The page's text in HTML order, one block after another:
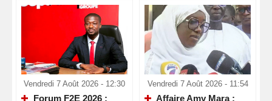
Vendredi 7 Août 2026 - 12:30
Forum F2E 2026 :
Vendredi 7 Août 2026 - 11:54
Affaire Amy Mara :